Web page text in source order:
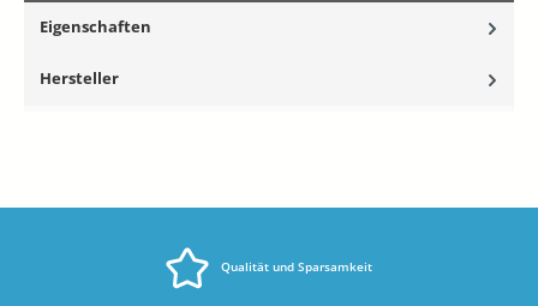
Eigenschaften
Hersteller
Qualität und Sparsamkeit